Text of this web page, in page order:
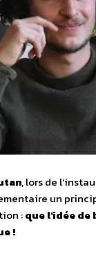
, lors de
un
:que l’idée
!